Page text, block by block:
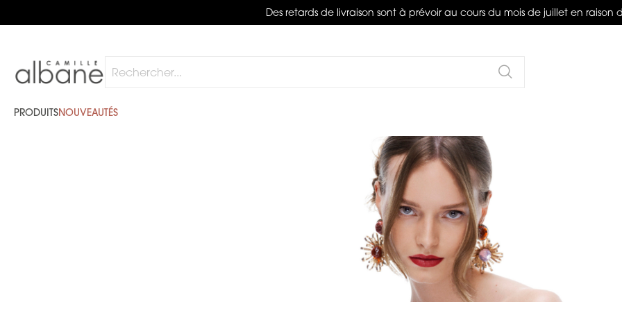
Des retards de livraison sont à prévoir au cours du mois de juillet en raison
PRODUITSNOUVEAUTÉS